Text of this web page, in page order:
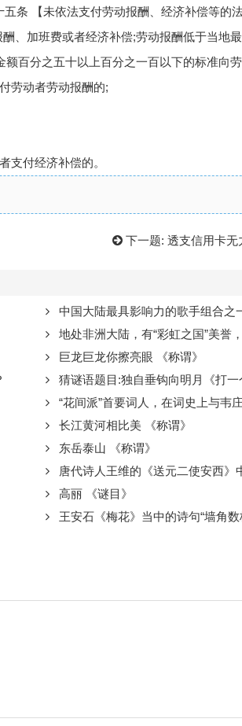
五条 【未依法支付劳动报酬、经济补偿等的
、加班费或者经济补偿;劳动报酬低于当地
百分之五十以上百分之一百以下的标准向
劳动者劳动报酬的;
支付经济补偿的。
下一题: 透支信用卡无
中国大陆最具影响力的歌手组合之一“凤凰传奇”组合中
地处非洲大陆，有“彩虹之国”美誉，并且是非洲最大
巨龙巨龙你擦亮眼 《称谓》
猜谜语题目:独自垂钩向明月《打一
“花间派”首要词人，在词史上与韦庄齐名，并称
长江黄河相比美 《称谓》
东岳泰山 《称谓》
唐代诗人王维的《送元二使安西》中“劝君更尽
高丽 《谜目》
王安石《梅花》当中的诗句“墙角数枝